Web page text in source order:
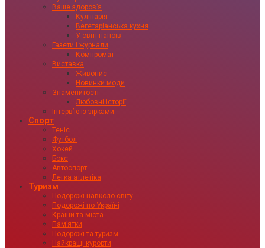
Ваше здоровʼя
Кулінарія
Вегетаріанська кухня
У світі напоїв
Газети і журнали
Компромат
Виставка
Живопис
Новинки моди
Знаменитості
Любовні історії
Інтервʼю із зірками
Спорт
Теніс
Футбол
Хокей
Бокс
Автоспорт
Легка атлетіка
Туризм
Подорожі навколо світу
Подорожі по Україні
Країни та міста
Пам’ятки
Подорожі та туризм
Найкращі курорти